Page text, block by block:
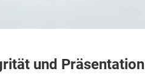
und Präsentation